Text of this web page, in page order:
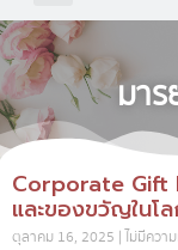
มา
Corporate Gift
และของขวัญในโ
ตุลาคม 16, 2025 ไม่มีควา